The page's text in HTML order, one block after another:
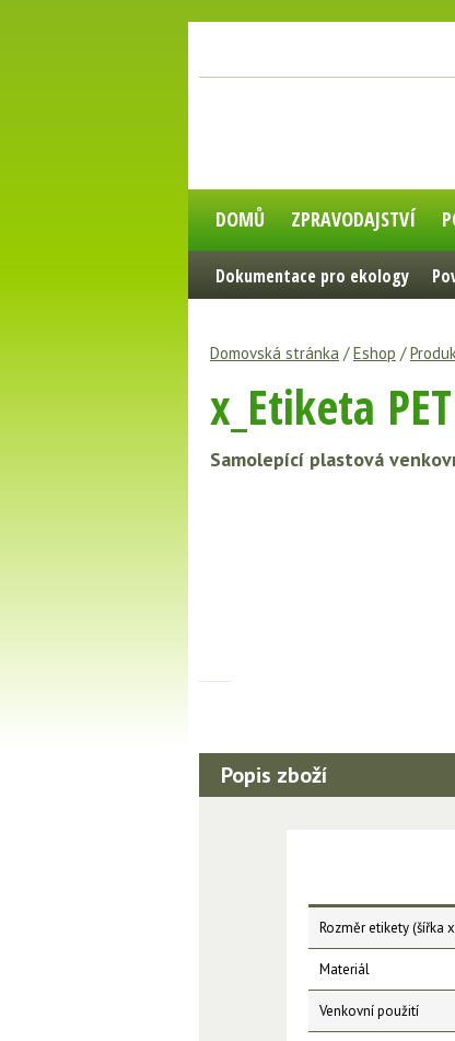
DOMŮ ZPRAVODAJSTVÍ
Dokumentace pro ekology
Domovská stránka /Eshop /
x_Etiketa
Samolepící plastová
Popis zboží
Rozměr etikety (šířka
Materiál
Venkovní použití